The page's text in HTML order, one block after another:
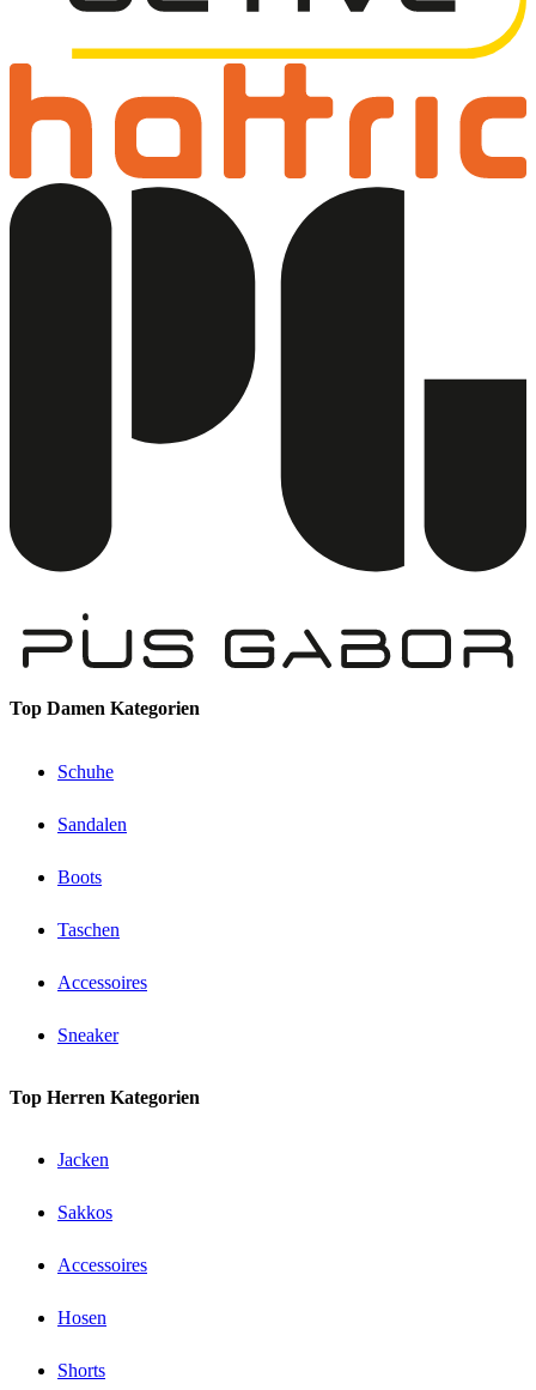
Top Damen Kategorien
Schuhe
Sandalen
Boots
Taschen
Accessoires
Sneaker
Top Herren Kategorien
Jacken
Sakkos
Accessoires
Hosen
Shorts